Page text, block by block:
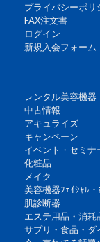
プライバシーポリ
FAX注文書
ログイン
新規入会フォーム
レンタル美容機器
中古情報
アキュライズ
キャンペーン
イベント・セミナ
化粧品
メイク
美容機器ﾌｪｲｼｬﾙ
肌診断器
エステ用品・消耗
サプリ・食品・ダ